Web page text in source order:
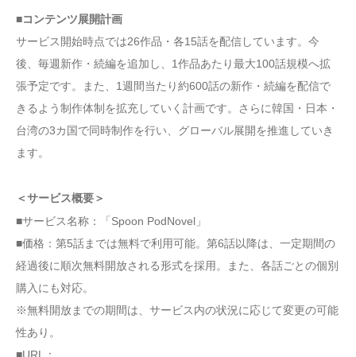
■コンテンツ展開計画
サービス開始時点では26作品・各15話を配信しています。今
後、毎週新作・続編を追加し、1作品あたり最大100話規模へ拡
張予定です。また、1週間当たり約600話の新作・続編を配信で
きるよう制作体制を拡充していく計画です。さらに韓国・日本・
台湾の3カ国で同時制作を行い、グローバル展開を推進していき
ます。
＜サービス概要＞
■サービス名称：「Spoon PodNovel」
■価格：第5話までは無料で利用可能。第6話以降は、一定期間の
経過後に順次無料開放される形式を採用。また、各話ごとの個別
購入にも対応。
※無料開放までの期間は、サービス内の状況に応じて変更の可能
性あり。
■URL：